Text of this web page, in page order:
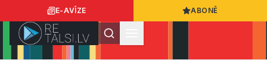
E-AVĪZE ABONĒ